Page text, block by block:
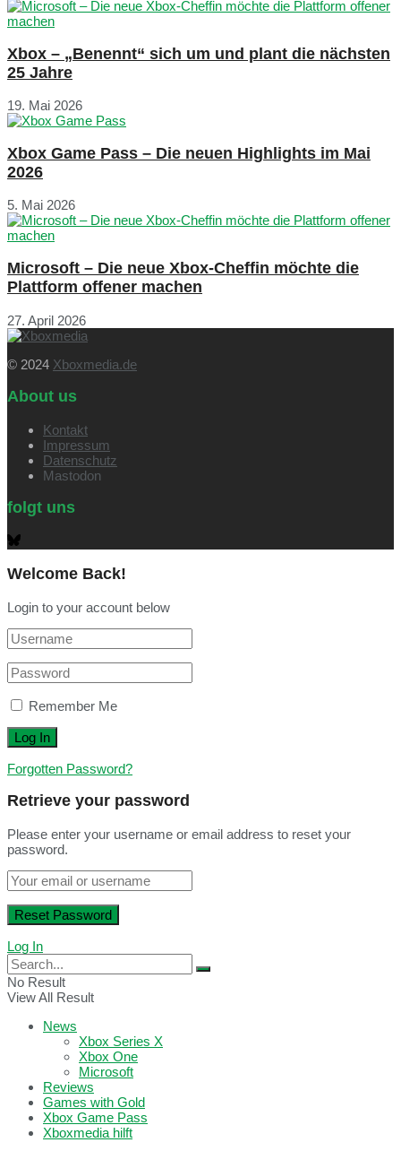
Xbox – „Benennt“ sich um und plant die nächsten
25 Jahre
19. Mai 2026
Xbox Game Pass – Die neuen Highlights im Mai
2026
5. Mai 2026
Microsoft – Die neue Xbox-Cheffin möchte die
Plattform offener machen
27. April 2026
© 2024 Xboxmedia.de
About us
Kontakt
Impressum
Datenschutz
Mastodon
folgt uns
Welcome Back!
Login to your account below
Remember Me
Forgotten Password?
Retrieve your password
Please enter your username or email address to reset your
password.
Log In
No Result
View All Result
News
Xbox Series X
Xbox One
Microsoft
Reviews
Games with Gold
Xbox Game Pass
Xboxmedia hilft